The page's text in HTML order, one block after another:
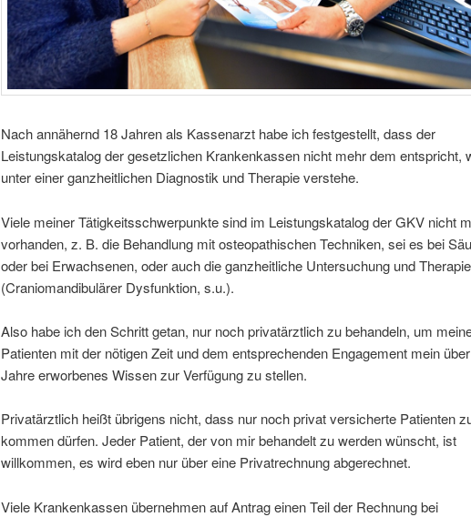
Nach annähernd 18 Jahren als Kassenarzt habe ich festgestellt, dass der
Leistungskatalog der gesetzlichen Krankenkassen nicht mehr dem entspricht,
unter einer ganzheitlichen Diagnostik und Therapie verstehe.
Viele meiner Tätigkeitsschwerpunkte sind im Leistungskatalog der GKV nicht
vorhanden, z. B. die Behandlung mit osteopathischen Techniken, sei es bei
oder bei Erwachsenen, oder auch die ganzheitliche Untersuchung und
(Craniomandibulärer Dysfunktion, s.u.).
Also habe ich den Schritt getan, nur noch privatärztlich zu behandeln, um
Patienten mit der nötigen Zeit und dem entsprechenden Engagement mein
Jahre erworbenes Wissen zur Verfügung zu stellen.
Privatärztlich heißt übrigens nicht, dass nur noch privat versicherte Patienten
kommen dürfen. Jeder Patient, der von mir behandelt zu werden wünscht, ist
willkommen, es wird eben nur über eine Privatrechnung abgerechnet.
Viele Krankenkassen übernehmen auf Antrag einen Teil der Rechnung bei